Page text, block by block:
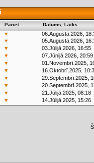
Pāriet Datums, Laiks
▼
06.Augustā.2026,
▼
05.Augustā.2026,
▼
03.Jūlijā.2026, 16:55
▼
07.Jūnijā.2026, 20:59
▼
01.Novembrī.2025,
▼
16.Oktobrī.2025,
▼
29.Septembrī.2025,
▼
20.Septembrī.2025,
▼
21.Jūlijā.2025, 08:18
▼ 14.Jūlijā.2025, 15:26